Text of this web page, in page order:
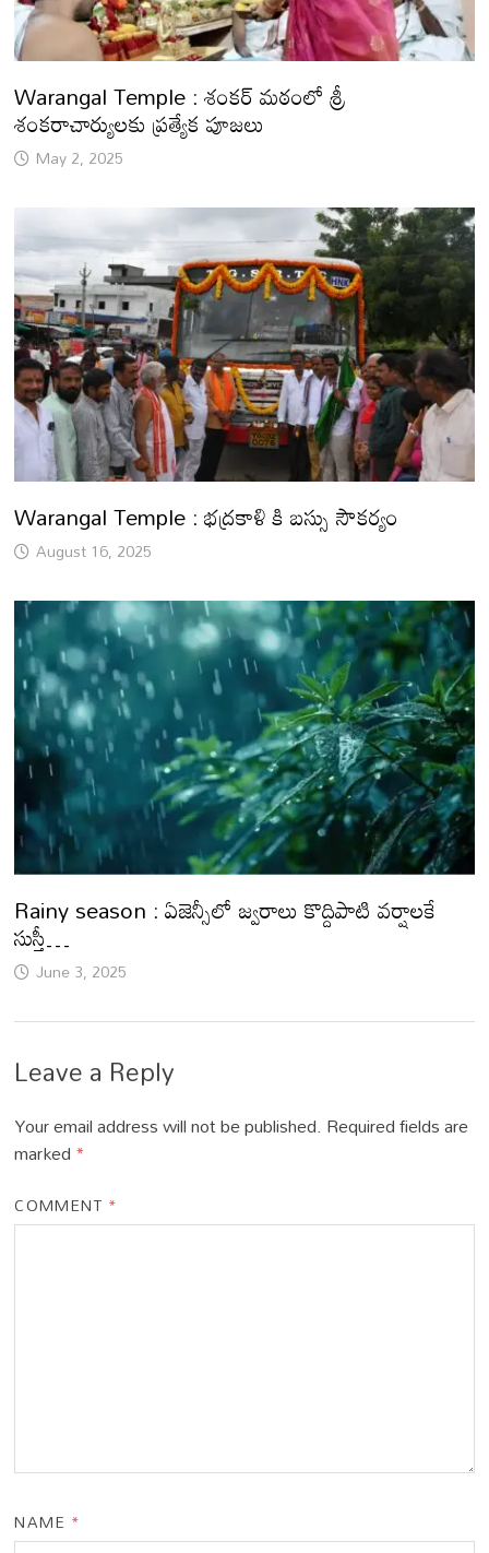
Warangal Temple : శంకర్ మఠంలో శ్రీ
శంకరాచార్యులకు ప్రత్యేక పూజలు
May 2, 2025
Warangal Temple : భద్రకాళి కి బస్సు సౌకర్యం
August 16, 2025
Rainy season : ఏజెన్సీలో జ్వరాలు కొద్దిపాటి వర్షాలకే
సుస్తీ…
June 3, 2025
Leave a Reply
Your email address will not be published. Required fields are
marked*
COMMENT *
NAME *